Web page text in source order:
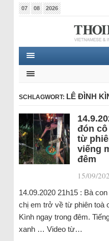
07 08 2026
SCHLAGWORT: LÊ ĐÌNH
đón
từ
viếng
đêm
15/09/
14.09.2020 21h15 : Bà
chị em trở về từ phiên toà
Kình ngay trong đêm.
xanh … Video từ…